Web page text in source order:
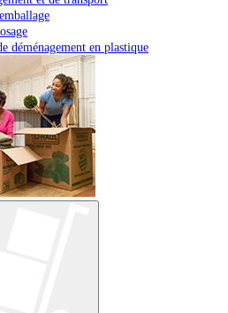
déménagement en plastique